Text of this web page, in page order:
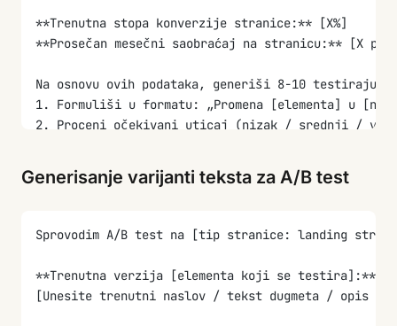
**Trenutna stopa konverzije stranice:** [X%]
**Prosečan mesečni saobraćaj na stranicu:** [X
Na osnovu ovih podataka, generiši 8-10
1. Formuliši u formatu: „Promena [elementa] u
2. Proceni očekivani uticaj (nizak / srednji /
4. Rangiraj po prioritetu (uticaj vs. uloženi trud
Generisanje varijanti teksta za A/B test
Sprovodim A/B test na [tip stranice: landing
**Trenutna verzija [elementa koji se testira]:**
[Unesite trenutni naslov / tekst dugmeta / opis